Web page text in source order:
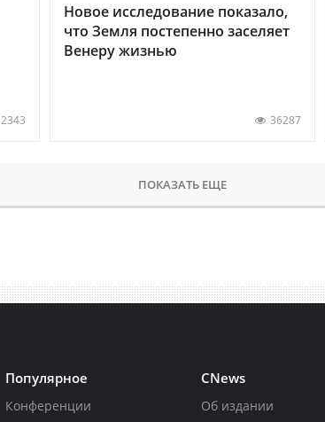
2343
Новое исследование показало,
что Земля постепенно заселяет
Венеру жизнью
36287
ПОКАЗАТЬ ЕЩЕ
Популярное
Конференции
CNews
Об издании